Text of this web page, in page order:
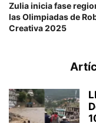
Zulia inicia fase
las Olimpiadas de
Creativa 2025